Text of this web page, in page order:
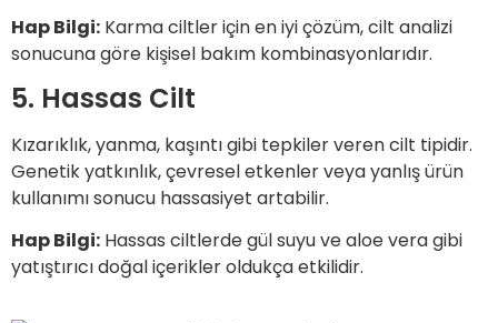
Hap Bilgi: Karma ciltler için en iyi çözüm, cilt analizi
sonucuna göre kişisel bakım kombinasyonlarıdır.
5. Hassas Cilt
Kızarıklık, yanma, kaşıntı gibi tepkiler veren cilt tipidir.
Genetik yatkınlık, çevresel etkenler veya yanlış ürün
kullanımı sonucu hassasiyet artabilir.
Hap Bilgi: Hassas ciltlerde gül suyu ve aloe vera gibi
yatıştırıcı doğal içerikler oldukça etkilidir.